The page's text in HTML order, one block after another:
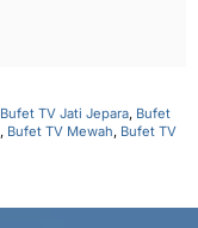
Bufet TV Jati Jepara, Bufet
, Bufet TV Mewah, Bufet TV